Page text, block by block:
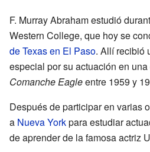
F. Murray Abraham estudió
Western College, que hoy se
de Texas en El Paso. Allí recibió
especial por su actuación en
Comanche Eagleentre 1959 y
Después de participar en varias
a Nueva Yorkpara estudiar
de aprender de la famosa actriz